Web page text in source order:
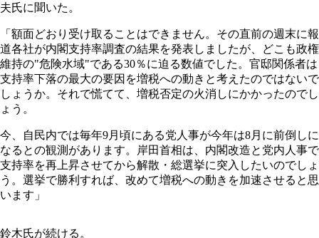
夫氏に聞いた。
「額面どおり受け取ることはできません。その直前の週末に報
道各社が内閣支持率調査の結果を発表しましたが、どこも政権
維持の"危険水域"である30％に迫る数値でした。官邸関係者は
支持率下落の最大の要因を増税への動きと考えたのではないで
しょうか。それで慌てて、増税否定の火消しにかかったのでし
ょう。
今、自民内では毎年9月頃にある党人事が今年は8月に前倒しに
なるとの観測があります。岸田首相は、内閣改造と党内人事で
支持率を再上昇させてから解散・総選挙に突入したいのでしょ
う。選挙で勝利すれば、改めて増税への動きを加速させると思
います」
鈴木氏が続ける。